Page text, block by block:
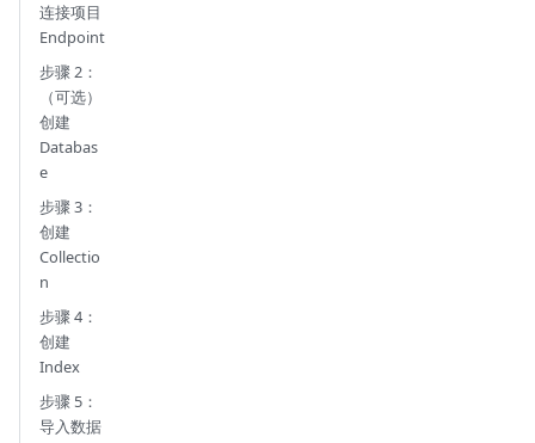
连接项目
Endpoint
步骤 2：
（可选）
创建
Databas
e
步骤 3：
创建
Collectio
n
步骤 4：
创建
Index
步骤 5：
导入数据